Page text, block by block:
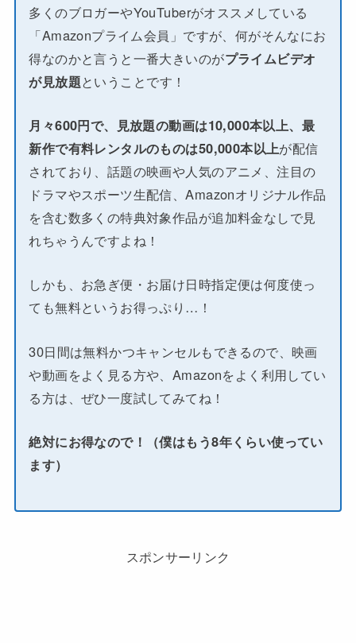
多くのブロガーやYouTuberがオススメしている
「Amazonプライム会員」ですが、何がそんなにお
得なのかと言うと一番大きいのがプライムビデオ
が見放題ということです！
月々600円で、見放題の動画は10,000本以上、最
新作で有料レンタルのものは50,000本以上が配信
されており、話題の映画や人気のアニメ、注目の
ドラマやスポーツ生配信、Amazonオリジナル作品
を含む数多くの特典対象作品が追加料金なしで見
れちゃうんですよね！
しかも、お急ぎ便・お届け日時指定便は何度使っ
ても無料というお得っぷり…！
30日間は無料かつキャンセルもできるので、映画
や動画をよく見る方や、Amazonをよく利用してい
る方は、ぜひ一度試してみてね！
絶対にお得なので！（僕はもう8年くらい使ってい
ます）
スポンサーリンク